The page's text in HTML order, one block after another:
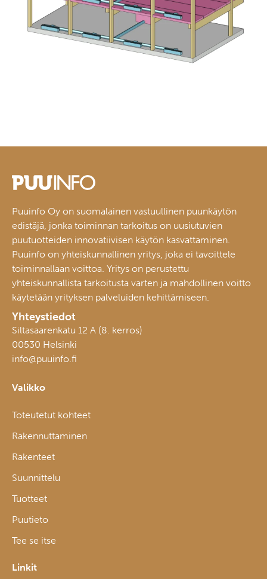
Puuinfo Oy on suomalainen vastuullinen puunkäytön
edistäjä, jonka toiminnan tarkoitus on uusiutuvien
puutuotteiden innovatiivisen käytön kasvattaminen.
Puuinfo on yhteiskunnallinen yritys, joka ei tavoittele
toiminnallaan voittoa. Yritys on perustettu
yhteiskunnallista tarkoitusta varten ja mahdollinen voitto
käytetään yrityksen palveluiden kehittämiseen.
Yhteystiedot
Siltasaarenkatu 12 A (8. kerros)
00530 Helsinki
info@puuinfo.fi
Valikko
Toteutetut kohteet
Rakennuttaminen
Rakenteet
Suunnittelu
Tuotteet
Puutieto
Tee se itse
Linkit